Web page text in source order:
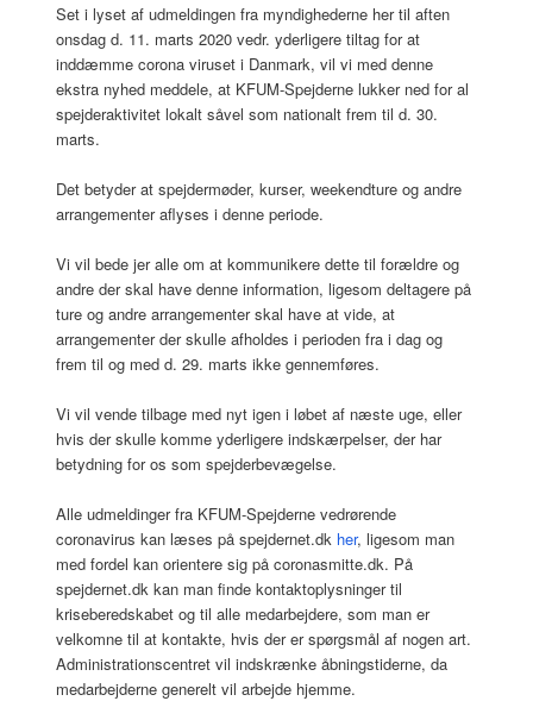
Set i lyset af udmeldingen fra myndighederne her til aften
onsdag d. 11. marts 2020 vedr. yderligere tiltag for at
inddæmme corona viruset i Danmark, vil vi med denne
ekstra nyhed meddele, at KFUM-Spejderne lukker ned for al
spejderaktivitet lokalt såvel som nationalt frem til d. 30.
marts.
Det betyder at spejdermøder, kurser, weekendture og andre
arrangementer aflyses i denne periode.
Vi vil bede jer alle om at kommunikere dette til forældre og
andre der skal have denne information, ligesom deltagere på
ture og andre arrangementer skal have at vide, at
arrangementer der skulle afholdes i perioden fra i dag og
frem til og med d. 29. marts ikke gennemføres.
Vi vil vende tilbage med nyt igen i løbet af næste uge, eller
hvis der skulle komme yderligere indskærpelser, der har
betydning for os som spejderbevægelse.
Alle udmeldinger fra KFUM-Spejderne vedrørende
coronavirus kan læses på spejdernet.dk her, ligesom man
med fordel kan orientere sig på coronasmitte.dk. På
spejdernet.dk kan man finde kontaktoplysninger til
kriseberedskabet og til alle medarbejdere, som man er
velkomne til at kontakte, hvis der er spørgsmål af nogen art.
Administrationscentret vil indskrænke åbningstiderne, da
medarbejderne generelt vil arbejde hjemme.